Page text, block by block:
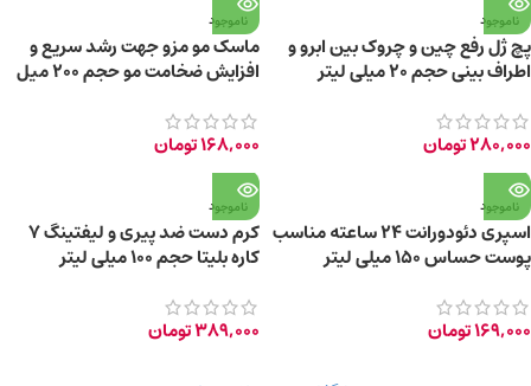
ناموجود
پچ ژل رفع چین و چروک بین ابرو و
اطراف بینی حجم 20 میلی لیتر
280,000تومان
ناموجود
ماسک مو مزو جهت رشد سریع و
افزایش ضخامت مو حجم ۲۰۰ میل
168,000تومان
ناموجود
اسپری دئودورانت 24 ساعته مناسب
پوست حساس 150 میلی لیتر
169,000تومان
ناموجود
کرم دست ضد پیری و لیفتینگ ۷
کاره بلیتا حجم 100 میلی‌ لیتر
389,000تومان